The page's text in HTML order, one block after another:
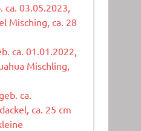
ca. 03.05.2023,
Misching, ca. 28
ca. 01.01.2022,
Mischling,
ca.
ca. 25 cm